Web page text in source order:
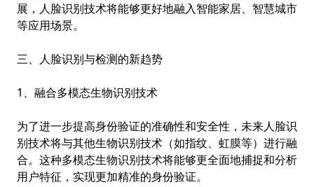
展，人脸识别技术将能够更好地融入智能家居、智慧城市
等应用场景。
三、人脸识别与检测的新趋势
1、融合多模态生物识别技术
为了进一步提高身份验证的准确性和安全性，未来人脸识
别技术将与其他生物识别技术（如指纹、虹膜等）进行融
合。这种多模态生物识别技术将能够更全面地捕捉和分析
用户特征，实现更加精准的身份验证。